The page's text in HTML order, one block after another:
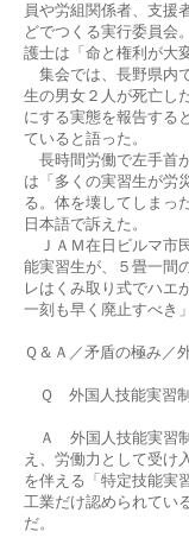
員や労組関係者、支援
どでつくる実行委員会
護士は「命と権利が大
集会では、長野県内
生の男女２人が死亡し
にする実態を報告する
ていると語った。
長時間労働で左手首
は「多くの実習生が労
る。体を壊してしまっ
日本語で訴えた。
ＪＡＭ在日ビルマ市
能実習生が、５畳一間
レはくみ取り式でハエ
一刻も早く廃止すべき
Ｑ＆Ａ／矛盾の極み／
Ｑ　外国人技能実習
Ａ　外国人技能実習
え、労働力として受け
を伴える「特定技能実
工業だけ認められてい
だ。